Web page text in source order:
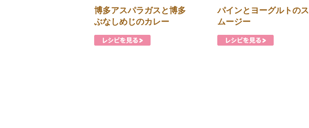
博多アスパラガスと博多
ぶなしめじのカレー
パインとヨーグルトのス
ムージー